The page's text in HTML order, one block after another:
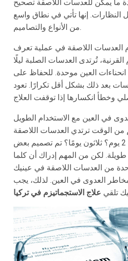
ما يمكن للعدسات اللاصقة تصحيح
النظارات. إنها تأتي في نطاق واسع
من الأنواع والتصاميم.
العدسات اللاصقة في عملية تعرف
القرنية، تُرتدى العدسات الصلبة ليلًا
انحناءات العين موحدة. للحفاظ على
بعد ذلك بشكل أقل تكرارًا. تعود
في العين مع الاستخدام الطويل
من الوقت ترتدي العدسات اللاصقة
قبل إزالتها؟ يوم؟ 2 يوم؟ ثلاثون يومًا؟ تم تصميم بعض
لكن من المهم إدراك أن كلما
من العدسات اللاصقة في عينيك
العدوى في العين. لذلك، يجب
تلقي علاج الاستجماتيزم في تركيا